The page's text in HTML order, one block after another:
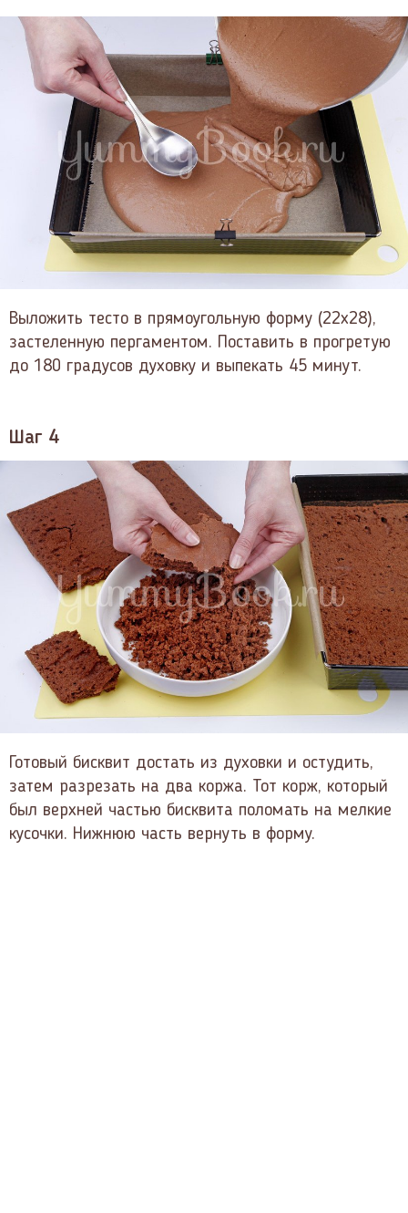
Выложить тесто в прямоугольную форму (22x28),
застеленную пергаментом. Поставить в прогретую
до 180 градусов духовку и выпекать 45 минут.
Шаг 4
Готовый бисквит достать из духовки и остудить,
затем разрезать на два коржа. Тот корж, который
был верхней частью бисквита поломать на мелкие
кусочки. Нижнюю часть вернуть в форму.